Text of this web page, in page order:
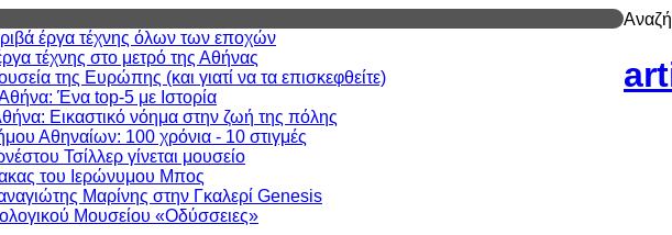
έργα τέχνης όλων των εποχών
τέχνης στο μετρό της Αθήνας
της Ευρώπης (και γιατί να τα επισκεφθείτε)
Ένα top-5 με Ιστορία
Εικαστικό νόημα στην ζωή της πόλης
Αθηναίων: 100 χρόνια - 10 στιγμές
Τσίλλερ γίνεται μουσείο
του Ιερώνυμου Μπος
Μαρίνης στην Γκαλερί Genesis
Μουσείου «Οδύσσειες»